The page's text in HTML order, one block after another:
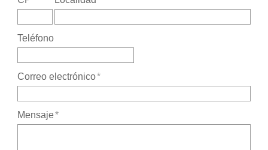
Teléfono
Correo electrónico*
Mensaje*